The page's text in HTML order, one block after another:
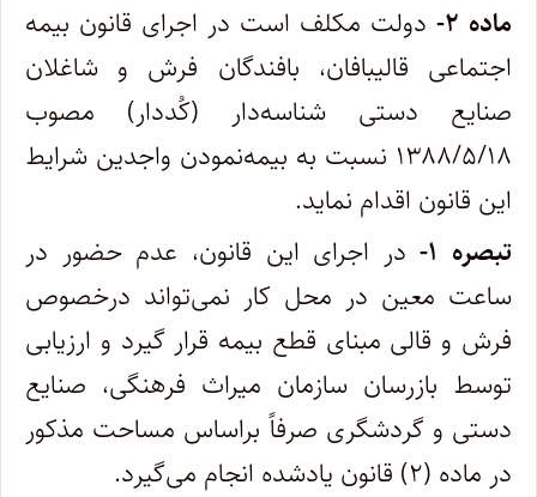
ماده ۲-
دولت مکلف است در اجرای قانون بیمه
اجتماعی قالیبافان، بافندگان فرش و شاغلان
صنایع دستی شناسه‌دار (کُددار) مصوب
۱۳۸۸/۵/۱۸ نسبت به بیمه‌نمودن واجدین شرایط
این قانون اقدام نماید.
تبصره ۱-
در اجرای این قانون، عدم حضور در
ساعت معین در محل کار نمی‌تواند درخصوص
فرش و قالی مبنای قطع بیمه قرار گیرد و ارزیابی
توسط بازرسان سازمان میراث فرهنگی، صنایع
دستی و گردشگری صرفاً براساس مساحت مذکور
در ماده (۲) قانون یادشده انجام می‌گیرد.